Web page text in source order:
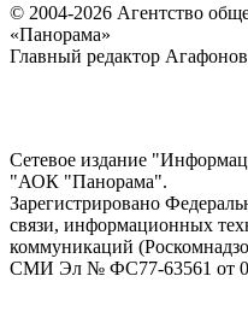
© 2004-2026 Агентство
«Панорама»
Главный редактор
Сетевое издание
"АОК "Панорама".
Зарегистрировано
связи, информационных
коммуникаций
СМИ Эл № ФС77-63561 от 02